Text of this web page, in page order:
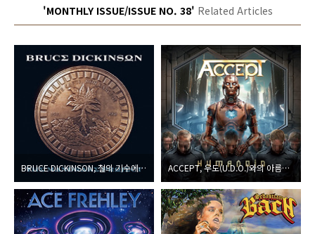
'MONTHLY ISSUE/ISSUE NO. 38' Related Articles
BRUCE DICKINSON, 철의 기수에서 마력의 정원사로 돌아온 ACCEPT, 우도(U.D.O.)와의 아름다운 병행으로 기억될 작품 내놓은